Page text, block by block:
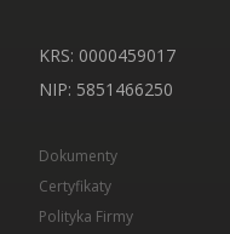
KRS: 0000459017
NIP: 5851466250
Dokumenty
Certyfikaty
Polityka Firmy